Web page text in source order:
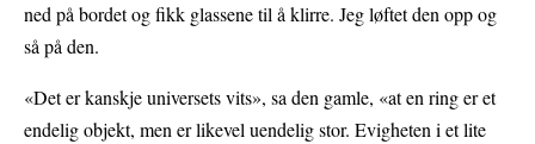
ned på bordet og fikk glassene til å klirre. Jeg løftet den opp og
så på den.
«Det er kanskje universets vits», sa den gamle, «at en ring er et
endelig objekt, men er likevel uendelig stor. Evigheten i et lite